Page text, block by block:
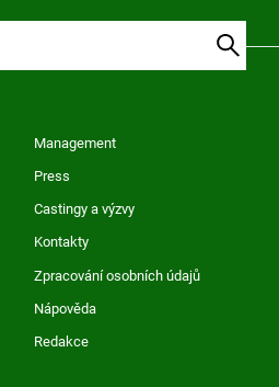
Management
Press
Castingy a výzvy
Kontakty
Zpracování osobních údajů
Nápověda
Redakce